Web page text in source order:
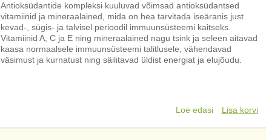
Antioksüdantide kompleksi kuuluvad võimsad antioksüdantsed
vitamiinid ja mineraalained, mida on hea tarvitada iseäranis just
kevad-, sügis- ja talvisel perioodil immuunsüsteemi kaitseks.
Vitamiinid A, C ja E ning mineraalained nagu tsink ja seleen aitavad
kaasa normaalsele immuunsüsteemi talitlusele, vähendavad
väsimust ja kurnatust ning säilitavad üldist energiat ja elujõudu.
Loe edasi Lisa korvi